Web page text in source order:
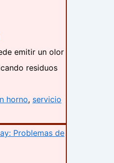
emitir un olor
residuos
horno, servicio